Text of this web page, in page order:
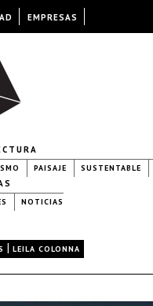
PAISAJE SUSTENTABLE
NOTICIAS
| LEILA COLONNA
EMPRESAS